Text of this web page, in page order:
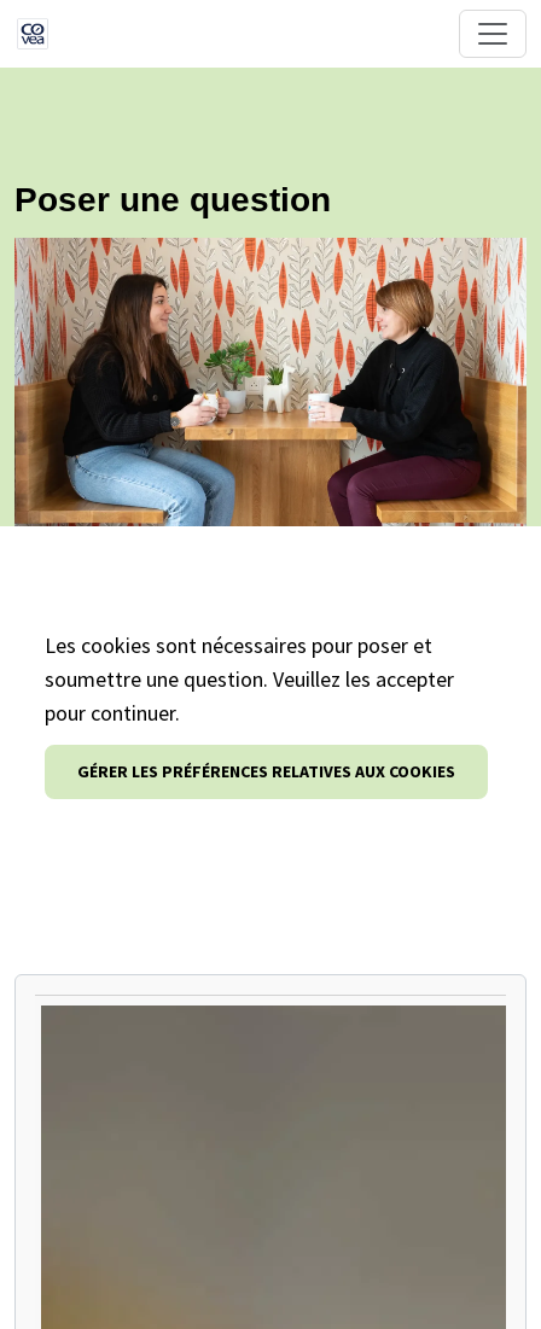
Poser une question
Les cookies sont nécessaires pour poser et
soumettre une question. Veuillez les accepter
pour continuer.
GÉRER LES PRÉFÉRENCES RELATIVES AUX COOKIES
METTEZ EN PAUSE LE CARROUSEL SUIVANT